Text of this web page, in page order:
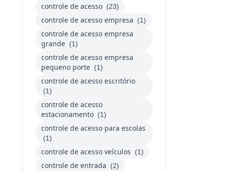
controle de acesso (23)
controle de acesso empresa (1)
controle de acesso empresa
grande (1)
controle de acesso empresa
pequeno porte (1)
controle de acesso escritório
(1)
controle de acesso
estacionamento (1)
controle de acesso para escolas
(1)
controle de acesso veículos (1)
controle de entrada (2)